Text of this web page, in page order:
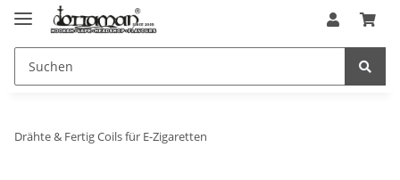
Drähte & Fertig Coils für E-Zigaretten